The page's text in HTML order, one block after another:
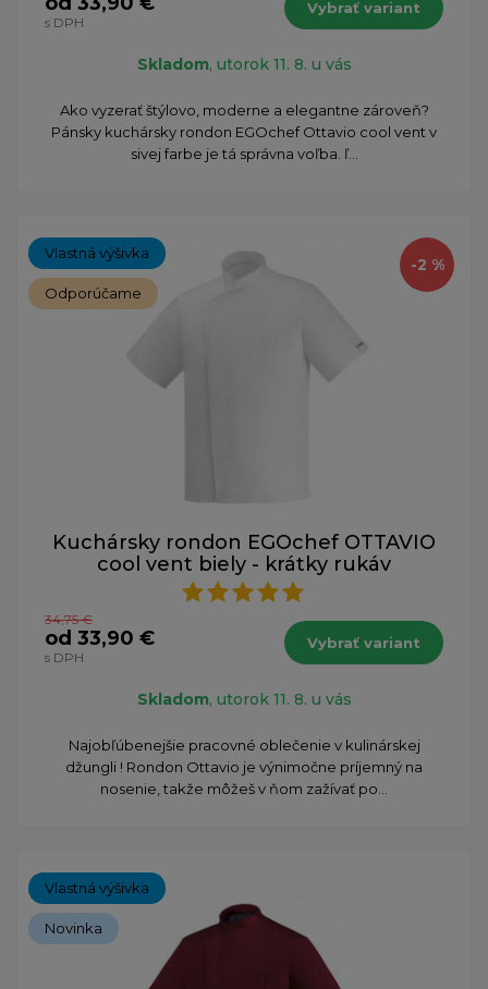
s DPH
Vybrať variant
Skladom, utorok 11. 8. u vás
Ako vyzerať štýlovo, moderne a elegantne zároveň?
Pánsky kuchársky rondon EGOchef Ottavio cool vent v
sivej farbe je tá správna voľba. ľ...
-2 %
Vlastná výšivka
Odporúčame
Kuchársky rondon EGOchef OTTAVIO
cool vent biely - krátky rukáv
34,75 €
od 33,90 €
s DPH
Vybrať variant
Skladom, utorok 11. 8. u vás
Najobľúbenejšie pracovné oblečenie v kulinárskej
džungli ! Rondon Ottavio je výnimočne príjemný na
nosenie, takže môžeš v ňom zažívať po...
Vlastná výšivka
Novinka